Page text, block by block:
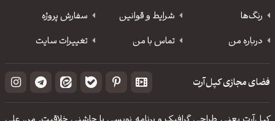
رنگ‌ها
شرایط و قوانین
سفارش پروژه
درباره من
تماس با من تغییرات سایت
فضای مجازی کپل‌آرت